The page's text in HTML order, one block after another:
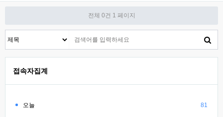
전체 0건 1 페이지
접속자집계
오늘 81